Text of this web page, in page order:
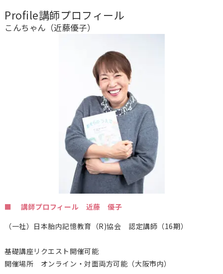
Profile講師プロフィール
こんちゃん（近藤優子）
■ 講師プロフィール 近藤 優子
（一社）日本胎内記憶教育（R)協会 認定講師（16期）
基礎講座リクエスト開催可能
開催場所 オンライン・対面両方可能（大阪市内）